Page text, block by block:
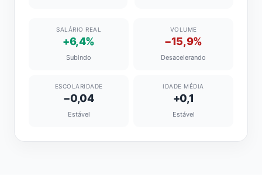
SALÁRIO REAL
+6,4%
Subindo
VOLUME
−15,9%
Desacelerando
ESCOLARIDADE
−0,04
Estável
IDADE MÉDIA
+0,1
Estável